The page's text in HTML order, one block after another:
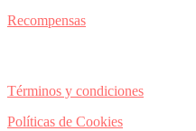
Recompensas
Términos y condiciones
Políticas de Cookies